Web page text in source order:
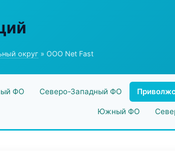
округ » ООО Net Fast
ФО Северо-Западный ФО
Южный ФО